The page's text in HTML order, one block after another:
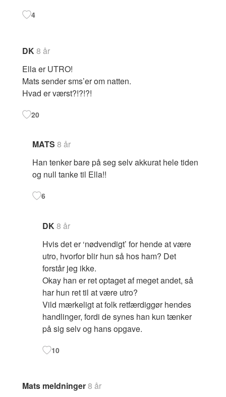
4
DK8 år
Ella er UTRO!
Mats sender sms’er om natten.
Hvad er værst?!?!?!
20
MATS 8 år
Han tenker bare på seg selv akkurat hele tiden
og null tanke til Ella!!
6
DK8 år
Hvis det er ‘nødvendigt’ for hende at være
utro, hvorfor blir hun så hos ham? Det
forstår jeg ikke.
Okay han er ret optaget af meget andet, så
har hun ret til at være utro?
Vild mærkeligt at folk retfærdiggør hendes
handlinger, fordi de synes han kun tænker
på sig selv og hans opgave.
10
Mats meldninger8 år